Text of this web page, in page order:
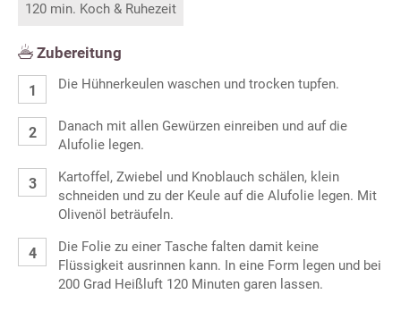
120 min. Koch & Ruhezeit
Zubereitung
Die Hühnerkeulen waschen und trocken tupfen.
Danach mit allen Gewürzen einreiben und auf die
Alufolie legen.
Kartoffel, Zwiebel und Knoblauch schälen, klein
schneiden und zu der Keule auf die Alufolie legen. Mit
Olivenöl beträufeln.
Die Folie zu einer Tasche falten damit keine
Flüssigkeit ausrinnen kann. In eine Form legen und bei
200 Grad Heißluft 120 Minuten garen lassen.